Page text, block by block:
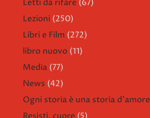
Letti da rifare (67)
Lezioni (250)
Libri e Film (272)
libro nuovo (11)
Media (77)
News (42)
Ogni storia è una storia d'amore